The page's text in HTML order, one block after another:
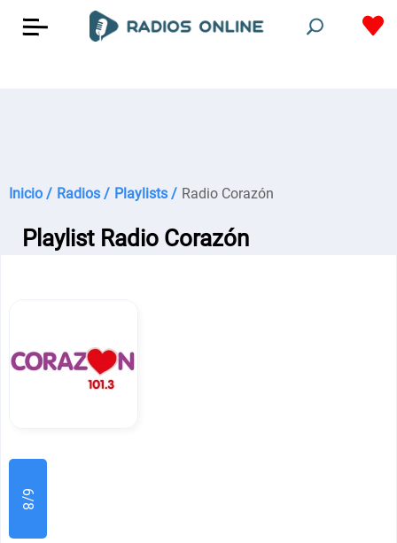
Inicio / Radios / Playlists / Radio Corazón
Playlist Radio Corazón
6/8